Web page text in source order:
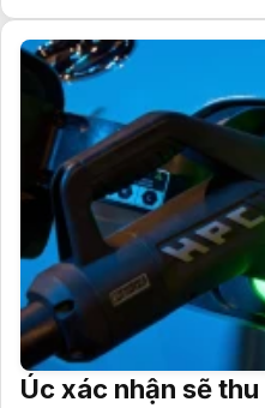
Úc xác nhận sẽ